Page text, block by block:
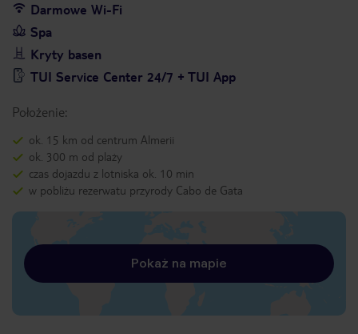
Darmowe Wi-Fi
Spa
Kryty basen
TUI Service Center 24/7 + TUI App
Położenie:
ok. 15 km od centrum Almerii
ok. 300 m od plaży
czas dojazdu z lotniska ok. 10 min
w pobliżu rezerwatu przyrody Cabo de Gata
Pokaż na mapie